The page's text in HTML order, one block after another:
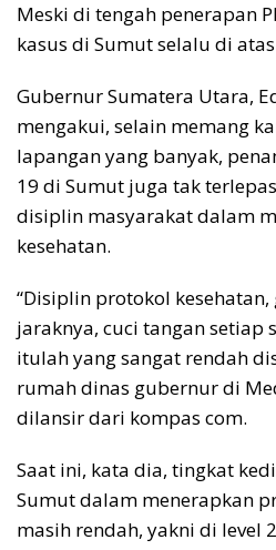
Meski di tengah penerapan
kasus di Sumut selalu di
Gubernur Sumatera Utara,
mengakui, selain memang
lapangan yang banyak,
19 di Sumut juga tak
disiplin masyarakat dalam
kesehatan.
“Disiplin protokol
jaraknya, cuci tangan setiap
itulah yang sangat rendah
rumah dinas gubernur di
dilansir dari kompas com.
Saat ini, kata dia, tingkat
Sumut dalam menerapkan
masih rendah, yakni di level